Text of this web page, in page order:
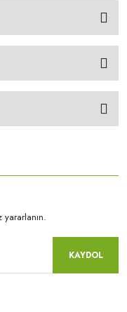
KAYDOL